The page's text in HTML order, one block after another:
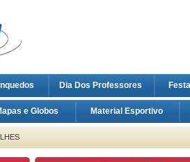
Dia Dos Professores
e Globos Material Esportivo